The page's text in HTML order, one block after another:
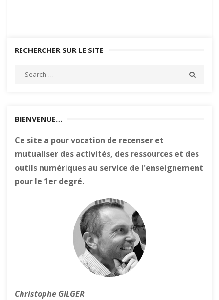
RECHERCHER SUR LE SITE
Search
for:
BIENVENUE…
Ce site a pour vocation de recenser et
mutualiser des activités, des ressources et des
outils numériques au service de l'enseignement
pour le 1er degré.
Christophe GILGER